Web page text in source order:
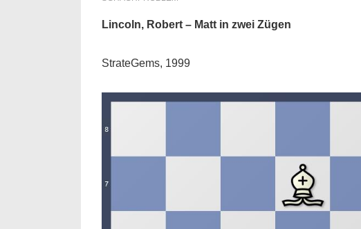
Lincoln, Robert – Matt in zwei Zügen
StrateGems, 1999